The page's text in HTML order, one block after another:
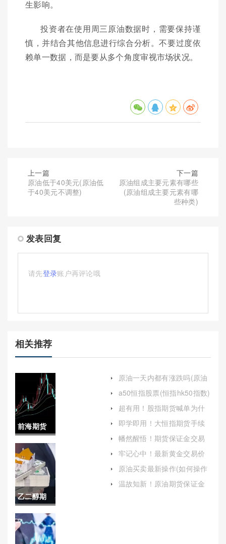
生影响。
投资者在使用周三原油数据时，需要保持谨
慎，并结合其他信息进行综合分析。不要过度依
赖单一数据，而是要从多个角度审视市场状况。
上一篇
原油低于40美元(原油低
于40美元不调整)
下一篇
原油组成主要元素有哪些
(原油组成主要元素有哪
些种类)
发表回复
请先登录账户再评论哦
相关推荐
前海期货
直播间在
哪看啊(前
海交易所)
乙二醇期
货价格(乙
二醇期货
原油一天内都有涨跌吗(原油
一天内都有涨跌吗为什么)
a50恒指股票(恒指hk50指数)
超有用！股指期货喊单为什
么（提供具体的交易建议和
策略）
即学即用！大恒指期货手续
费(交易成本与影响因素分析)
幡然醒悟！期货保证金交易
（为投资者提供了放大盈利
的机会）
牢记心中！最新黄金交易价
格（为投资者提供有价值的
参考信息）
原油买卖最新操作(如何操作
原油买卖)
温故知新！原油期货保证金